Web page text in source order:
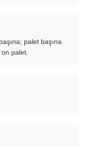
palet başına
palet.